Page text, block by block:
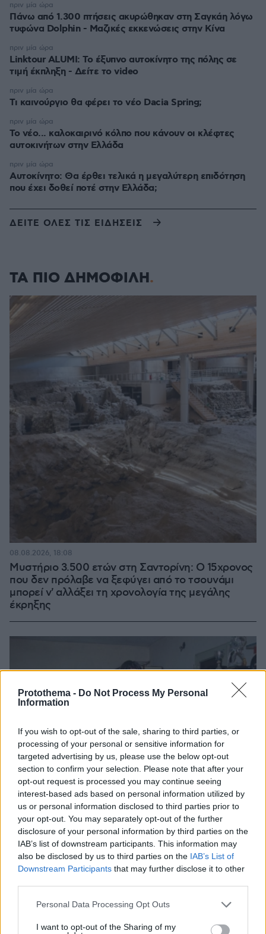
Protothema - Do Not Process My Personal
Information
If you wish to opt-out of the sale, sharing to third parties, or
processing of your personal or sensitive information for
targeted advertising by us, please use the below opt-out
section to confirm your selection. Please note that after your
opt-out request is processed you may continue seeing
interest-based ads based on personal information utilized by
us or personal information disclosed to third parties prior to
your opt-out. You may separately opt-out of the further
disclosure of your personal information by third parties on the
IAB’s list of downstream participants. This information may
also be disclosed by us to third parties on the IAB’s List of
Downstream Participants that may further disclose it to other
Please note that this website/app uses one or more Google
not limited to your visit or usage behaviour. You may click to
Personal Data Processing Opt Outs
I want to opt-out of the Sharing of my
Πάνω από 1.300 πτήσεις ακυρώθηκαν στη Σαγκάη λόγω
τυφώνα Dolphin - Μαζικές εκκενώσεις στην Κίνα
πριν μία ώρα
Linktour ALUMI: Το έξυπνο αυτοκίνητο της πόλης σε
τιμή έκπληξη - Δείτε το video
πριν μία ώρα
Τι καινούργιο θα φέρει το νέο Dacia Spring;
πριν μία ώρα
Το νέο... καλοκαιρινό κόλπο που κάνουν οι κλέφτες
αυτοκινήτων στην Ελλάδα
πριν μία ώρα
Αυτοκίνητο: Θα έρθει τελικά η μεγαλύτερη επιδότηση
που έχει δοθεί ποτέ στην Ελλάδα;
πριν μία ώρα
ΔΕΙΤΕ ΟΛΕΣ ΤΙΣ ΕΙΔΗΣΕΙΣ
ΤΑ ΠΙΟ ΔΗΜΟΦΙΛΗ
Μυστήριο 3.500 ετών στη Σαντορίνη: Ο 15χρονος
που δεν πρόλαβε να ξεφύγει από το τσουνάμι
μπορεί ν' αλλάξει τη χρονολογία της μεγάλης
έκρηξης
08.08.2026, 18:08
Χόρχε Μέσι: Ο εργάτης από το Ροσάριο που πήρε
τον 13χρονο Λιονέλ από το χέρι και άλλαξε την